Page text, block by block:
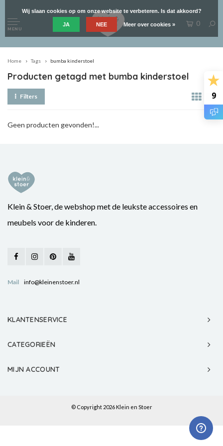
9
MENU
0
Home Tags bumba kinderstoel
Producten getagd met bumba kinderstoel
Filters
Geen producten gevonden!...
Klein & Stoer, de webshop met de leukste accessoires en
meubels voor de kinderen.
Mail info@kleinenstoer.nl
KLANTENSERVICE
CATEGORIEËN
MIJN ACCOUNT
© Copyright 2026 Klein en Stoer
Wij slaan cookies op om onze website te verbeteren. Is dat akkoord?
JA NEE Meer over cookies »